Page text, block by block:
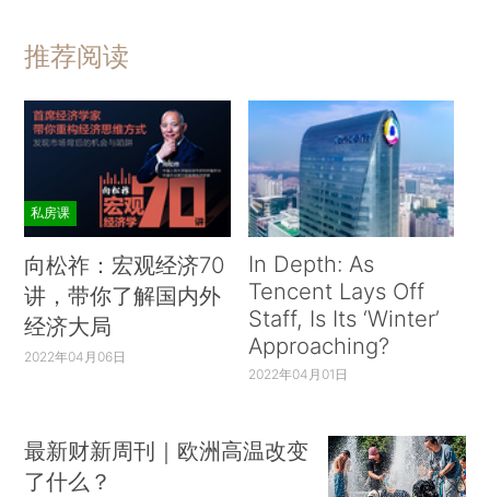
推荐阅读
私房课
向松祚：宏观经济70
讲，带你了解国内外
经济大局
2022年04月06日
In Depth: As
Tencent Lays Off
Staff, Is Its ‘Winter’
Approaching?
2022年04月01日
最新财新周刊｜欧洲高温改变
了什么？